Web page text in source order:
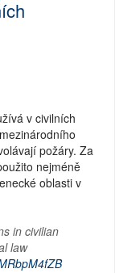
v civilních
požáry. Za
nejméně
oblasti v
in civilian
law